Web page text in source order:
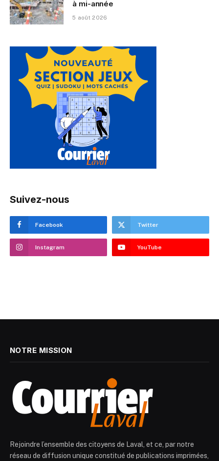
à mi-année
5 août 2026
Suivez-nous
Facebook Twitter
Instagram YouTube
NOTRE MISSION
Rejoindre l’ensemble des citoyens de Laval, et ce, par notre
réseau de diffusion unique constitué de publications imprimées,